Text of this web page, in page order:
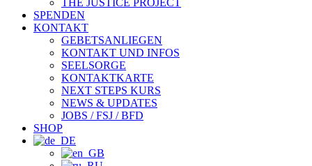
THE JUSTICE PROJECT
SPENDEN
KONTAKT
GEBETSANLIEGEN
KONTAKT UND INFOS
SEELSORGE
KONTAKTKARTE
NEXT STEPS KURS
NEWS & UPDATES
JOBS / FSJ / BFD
SHOP